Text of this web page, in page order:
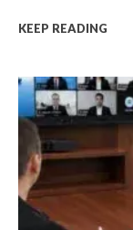
KEEP READING